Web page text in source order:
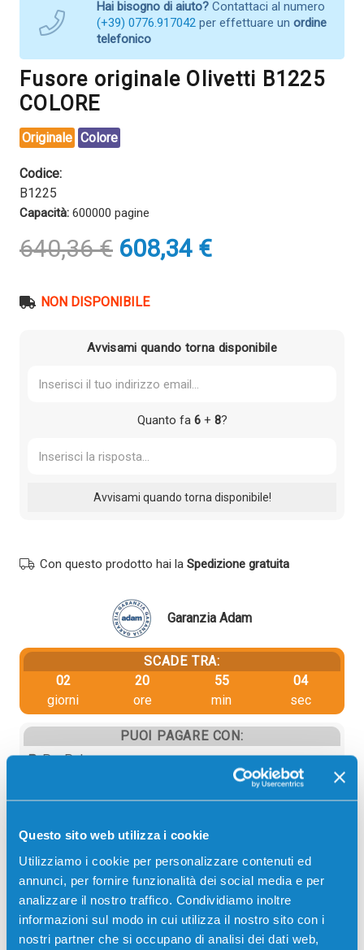
Questo sito web utilizza i cookie
Utilizziamo i cookie per personalizzare contenuti ed
annunci, per fornire funzionalità dei social media e per
analizzare il nostro traffico. Condividiamo inoltre
informazioni sul modo in cui utilizza il nostro sito con i
nostri partner che si occupano di analisi dei dati web,
Hai bisogno di aiuto? Contattaci al numero
(+39) 0776.917042 per effettuare un ordine
telefonico
Fusore originale Olivetti B1225
COLORE
Originale Colore
Codice:
B1225
Capacità: 600000 pagine
640,36€ Il
prezzo
era:
608,34 €Il
prezzo
NON DISPONIBILE
Avvisami quando torna disponibile
Quanto fa 6+ 8?
Con questo prodotto hai la Spedizione gratuita
Garanzia Adam
SCADE TRA:
02
giorni
20
ore
55
min
04
sec
PUOI PAGARE CON:
PayPal
Bonifico bancario
Descrizione